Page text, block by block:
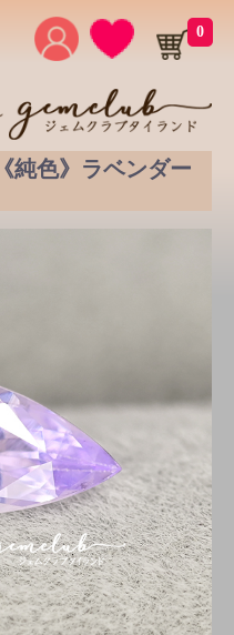
0
純色》ラベンダー